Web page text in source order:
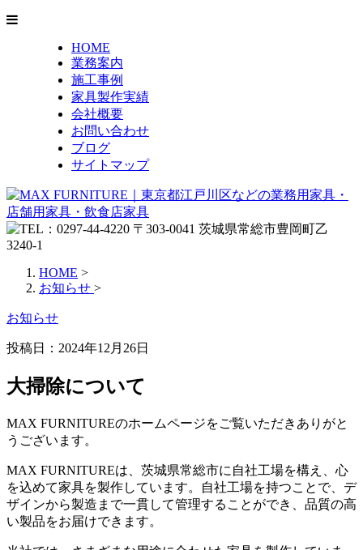
HOME
業務案内
施工事例
家具製作実績
会社概要
お問い合わせ
ブログ
サイトマップ
HOME >
お知らせ >
お知らせ
投稿日： 2024年12月26日
大掃除について
MAX FURNITUREのホームページをご覧いただきありがと
うございます。
MAX FURNITUREは、茨城県常総市に自社工場を構え、心
を込めて家具を製作しています。自社工場を持つことで、デ
ザインから製造まで一貫して管理することができ、品質の高
い製品をお届けできます。